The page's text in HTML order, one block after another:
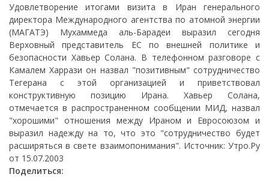
Удовлетворение итогами визита в Иран генерального
директора Международного агентства по атомной энергии
(МАГАТЭ) Мухаммеда аль-Барадеи выразил сегодня
Верховный представитель ЕС по внешней политике и
безопасности Хавьер Солана. В телефонном разговоре с
Камалем Харрази он назвал "позитивным" сотрудничество
Тегерана с этой организацией и приветствовал
конструктивную позицию Ирана. Хавьер Солана,
отмечается в распространенном сообщении МИД, назвал
"хорошими" отношения между Ираном и Евросоюзом и
выразил надежду на то, что это "сотрудничество будет
расширяться в свете взаимопонимания". Источник: Утро.Ру
от 15.07.2003
Поделиться: